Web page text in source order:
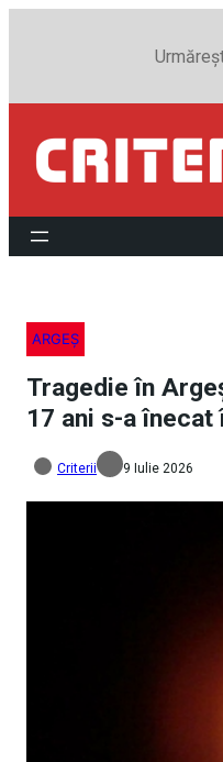
ARGEȘ
Tragedie în
17 ani s-a înecat
Criterii 9 Iulie 2026